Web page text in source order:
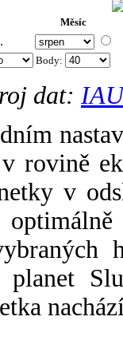
Měsíc
.
Body:
dat:
v rovině
v